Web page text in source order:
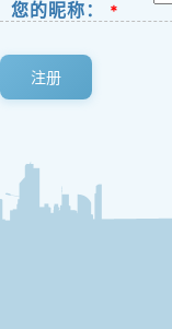
您的昵称： *
注册